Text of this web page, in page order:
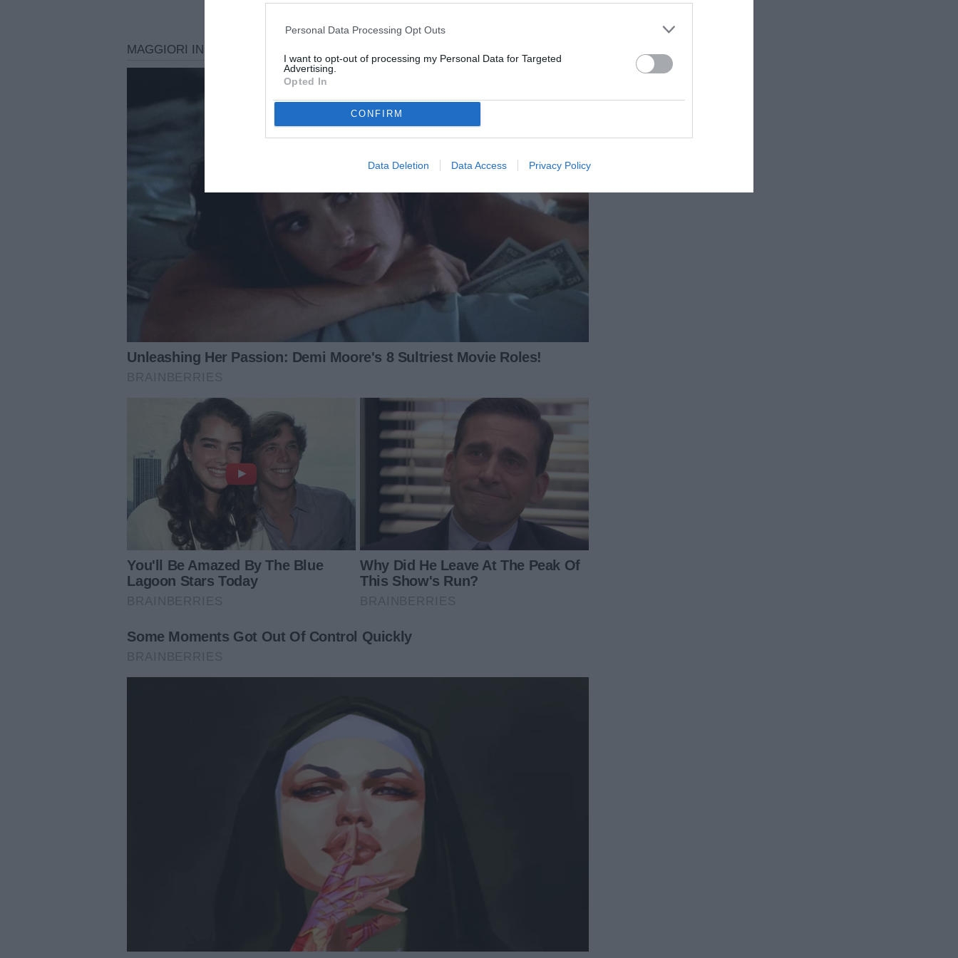
Personal Data Processing Opt Outs
I want to opt-out of processing my Personal Data for Targeted
Advertising.
Opted In
CONFIRM
Data Deletion Data Access Privacy Policy